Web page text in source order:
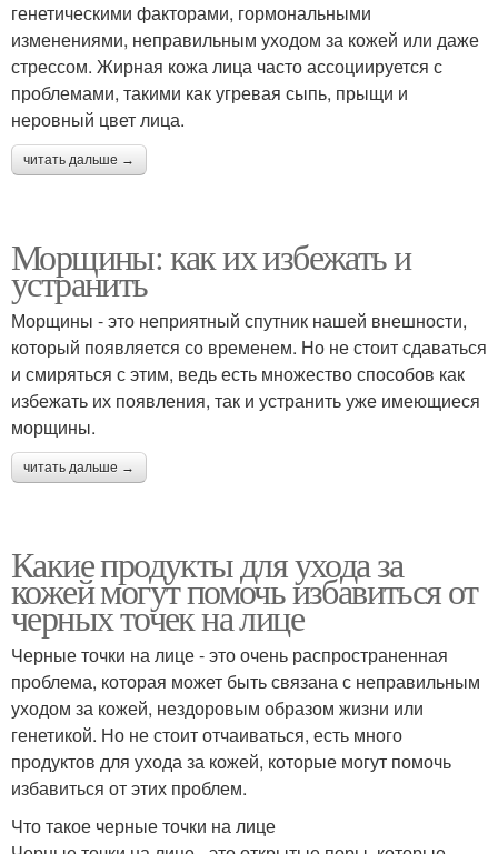
генетическими факторами, гормональными
изменениями, неправильным уходом за кожей или даже
стрессом. Жирная кожа лица часто ассоциируется с
проблемами, такими как угревая сыпь, прыщи и
неровный цвет лица.
читать дальше →
Морщины: как их избежать и
устранить
Морщины - это неприятный спутник нашей внешности,
который появляется со временем. Но не стоит сдаваться
и смиряться с этим, ведь есть множество способов как
избежать их появления, так и устранить уже имеющиеся
морщины.
читать дальше →
Какие продукты для ухода за
кожей могут помочь избавиться от
черных точек на лице
Черные точки на лице - это очень распространенная
проблема, которая может быть связана с неправильным
уходом за кожей, нездоровым образом жизни или
генетикой. Но не стоит отчаиваться, есть много
продуктов для ухода за кожей, которые могут помочь
избавиться от этих проблем.
Что такое черные точки на лице